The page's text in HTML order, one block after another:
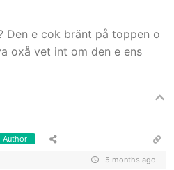
Den e cok bränt på toppen o
oxå vet int om den e ens
Author
5 months ago